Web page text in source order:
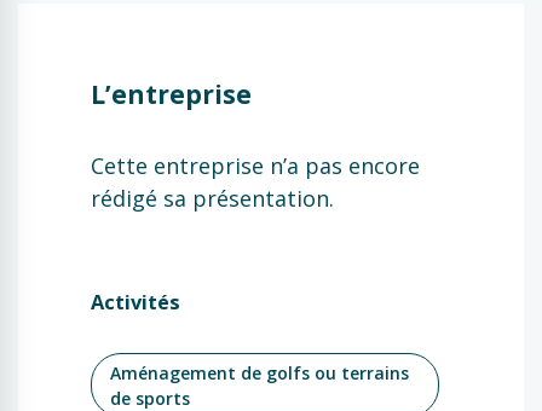
L’entreprise
Cette entreprise n’a pas encore
rédigé sa présentation.
Activités
Aménagement de golfs ou terrains
de sports